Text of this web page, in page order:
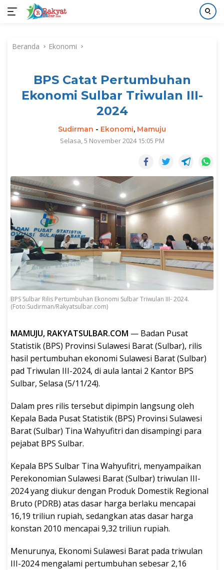
kontenBeranda Ekonomi
BPS Catat Pertumbuhan
Ekonomi Sulbar Triwulan III-
2024
Sudirman - Ekonomi, Mamuju
Selasa, 5 November 2024 15:05 PM
BPS Sulbar Rilis Pertumbuhan Ekonomi Sulbar Triwulan III- 2024.
(Foto:Sudirman/Rakyatsulbar.com)
MAMUJU, RAKYATSULBAR.COM — Badan Pusat
Statistik (BPS) Provinsi Sulawesi Barat (Sulbar), rilis
hasil pertumbuhan ekonomi Sulawesi Barat (Sulbar)
pad Triwulan III-2024, di aula lantai 2 Kantor BPS
Sulbar, Selasa (5/11/24).
Dalam pres rilis tersebut dipimpin langsung oleh
Kepala Bada Pusat Statistik (BPS) Provinsi Sulawesi
Barat (Sulbar) Tina Wahyufitri dan disampingi para
pejabat BPS Sulbar.
Kepala BPS Sulbar Tina Wahyufitri, menyampaikan
Perekonomian Sulawesi Barat (Sulbar) triwulan III-
2024 yang diukur dengan Produk Domestik Regional
Bruto (PDRB) atas dasar harga berlaku mencapai
16,19 triliun rupiah, sedangkan atas dasar harga
konstan 2010 mencapai 9,32 triliun rupiah.
Menurunya, Ekonomi Sulawesi Barat pada triwulan
III-2024 mengalami pertumbuhan sebesar 2,16